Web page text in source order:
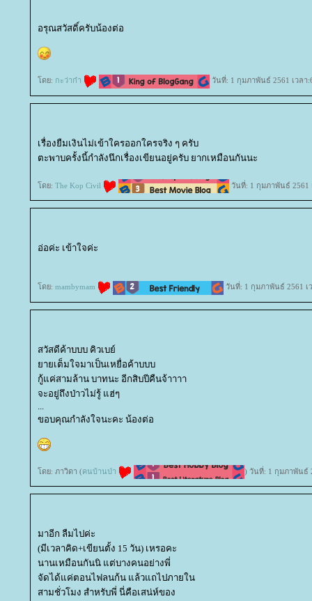
อรุณสวัสดิ์ครับน้องต่อ
ดย: กะว่าก๋า วันที่: 1 กุมภาพันธ์ 2561 เวลา
เรื่องยืมเงินไม่เข้าใครออกใครจริง ๆ ครับ
ตะพาบครั้งนี้กำลังนึกเรื่องเขียนอยู่ครับ ยากเหมือนกันนะ
ดย: The Kop Civil วันที่: 1 กุมภาพันธ์ 2561
อ่อค่ะ เข้าใจค่ะ
ดย: mambymam วันที่: 1 กุมภาพันธ์ 2561 เ
สวัสดีค้าบบบ คิวเบย์
ายเต็มใจมาเป็นเหยื่อค้าบบบ
กู้แค่สามล้าน บาทนะ อีกสิบปีคืนจ้าาาา
จะอยู่ถึงป่าวไม่รู้ แฮ่ๆ
ขอบคุณกำลังใจนะคะ น้องต่อ
ดย: ภาวิดา (คนบ้านป่า ) วันที่: 1 กุมภาพันธ์
มาอีก ลืมไปค่ะ
(มีเวลาคิด+เขียนตั้ง 15 วัน) เหรอคะ
นานเหมือนกันนิ แต่บางคนอย่างพี่
จัดได้แค่ตอนไฟลนก้น แล้วแถไปภายใน
สามชั่วโมง สำหรับพี่ นี่คือเสน่ห์ของ